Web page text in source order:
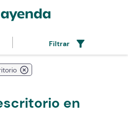
Filtrar filter_alt
highlight_off
en